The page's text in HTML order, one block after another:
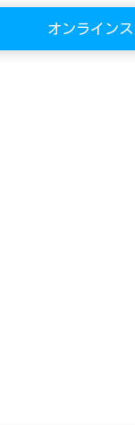
オンライン